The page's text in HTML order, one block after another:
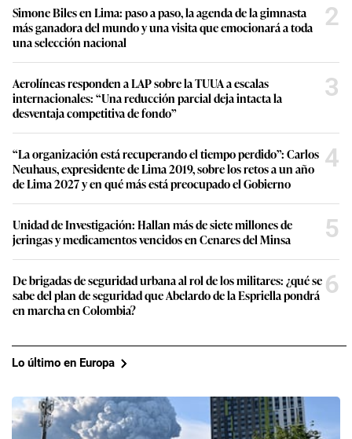
Simone Biles en Lima: paso a paso, la agenda de la gimnasta
más ganadora del mundo y una visita que emocionará a toda
una selección nacional
2
Aerolíneas responden a LAP sobre la TUUA a escalas
internacionales: “Una reducción parcial deja intacta la
desventaja competitiva de fondo”
3
“La organización está recuperando el tiempo perdido”: Carlos
Neuhaus, expresidente de Lima 2019, sobre los retos a un año
de Lima 2027 y en qué más está preocupado el Gobierno
4
Unidad de Investigación: Hallan más de siete millones de
jeringas y medicamentos vencidos en Cenares del Minsa
5
De brigadas de seguridad urbana al rol de los militares: ¿qué se
sabe del plan de seguridad que Abelardo de la Espriella pondrá
en marcha en Colombia?
6
Lo último en Europa